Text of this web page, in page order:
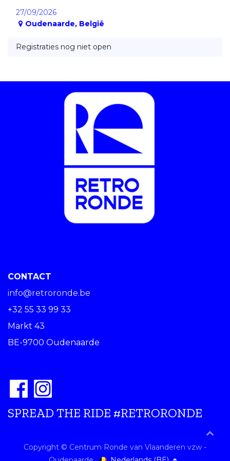
27/09/2026
Oudenaarde, België
Registraties nog niet open
CONTACT
info@retroronde.be
+32 55 33 99 33
Markt 43
BE-9700 Oudenaarde
SPREAD THE RIDE #RETRORONDE
Copyright © Centrum Ronde van Vlaanderen vzw -